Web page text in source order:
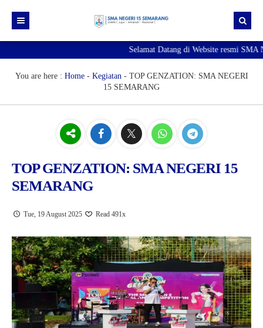
Berita
Profil Kepala Sekolah
Sambutan Kepala Sekolah
Video
E-Pengaduan
Hubungi kami
Selamat Datang di Website resmi SMA
You are here : Home- Kegiatan- TOP GENZATION: SMA NEGERI
15 SEMARANG
TOP GENZATION: SMA NEGERI 15
SEMARANG
Tue, 19 August 2025 Read 491x